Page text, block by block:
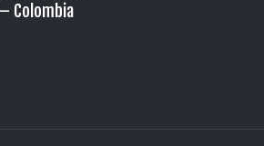
Colombia